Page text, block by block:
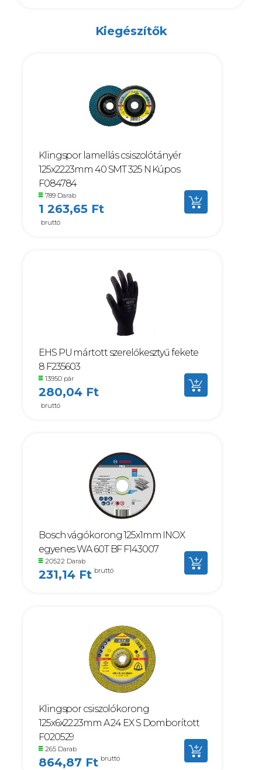
Kiegészítők
Klingspor lamellás csiszolótányér
125x22.23mm 40 SMT 325 N Kúpos
F084784
789 Darab
1 263,65 Ft
bruttó
EHS PU mártott szerelőkesztyű fekete
8 F235603
13950 pár
280,04 Ft
bruttó
Bosch vágókorong 125x1mm INOX
egyenes WA 60T BF F143007
20522 Darab
231,14 Ft bruttó
Klingspor csiszolókorong
125x6x22.23mm A 24 EX S Domborított
F020529
265 Darab
864,87 Ft bruttó